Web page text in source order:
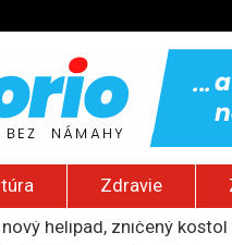
Zdravie
ženu pravdepodobne